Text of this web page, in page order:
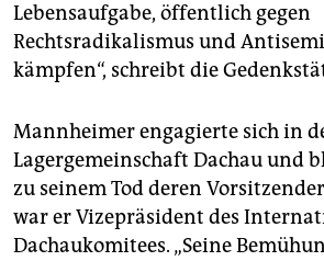
Lebensaufgabe, öffentlich gegen
Rechtsradikalismus und
kämpfen“, schreibt die
Mannheimer engagierte sich in
Lagergemeinschaft Dachau und
zu seinem Tod deren
war er Vizepräsident des
Dachaukomitees. „Seine